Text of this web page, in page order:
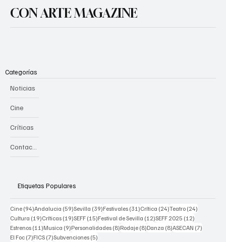
CON ARTE MAGAZINE
Categorías
Noticias
Cine
Críticas
Contacto
Etiquetas Populares
Cine (94)94 posts
Andalucia (59)59 posts
Sevilla (39)39 posts
Festivales (31)31 posts
Crítica (24)24 posts
Teatro (24)
Cultura (19)19 posts
Críticas (19)19 posts
SEFF (15)15 posts
Festival de Sevilla (12)12 posts
SEFF 2025 (12)
Estrenos (11)11 posts
Musica (9)9 posts
Personalidades (8)8 posts
Rodaje (8)8 posts
Danza (8)8 posts
ASECAN (7)
El Foc (7)7 posts
FICS (7)7 posts
Subvenciones (5)